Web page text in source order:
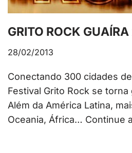
GRITO ROCK
28/02/2013
Conectando 300 cidades
Festival Grito Rock se torna
Além da América Latina,
Oceania, África… Continue